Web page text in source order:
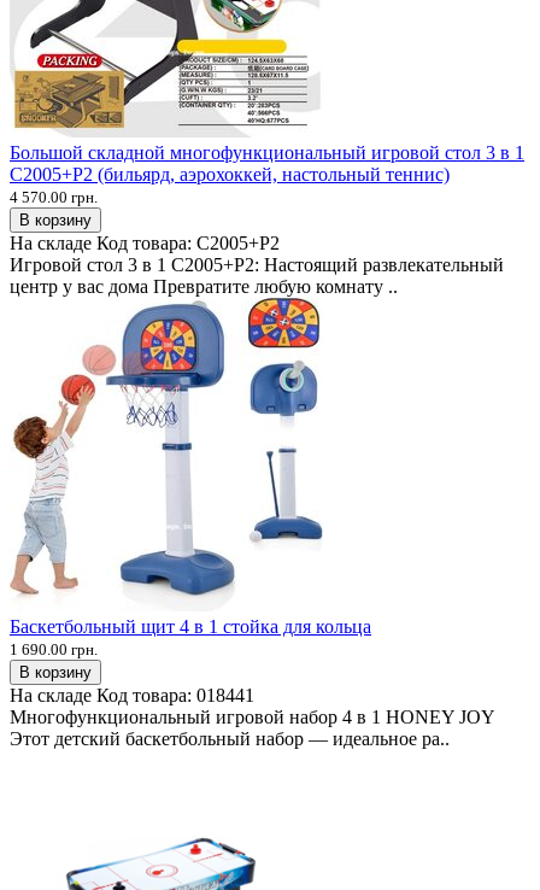
Большой складной многофункциональный игровой стол 3 в 1
C2005+P2 (бильярд, аэрохоккей, настольный теннис)
4 570.00 грн.
В корзину
На складе Код товара: C2005+P2
Игровой стол 3 в 1 C2005+P2: Настоящий развлекательный
центр у вас дома Превратите любую комнату ..
Баскетбольный щит 4 в 1 стойка для кольца
1 690.00 грн.
В корзину
На складе Код товара: 018441
Многофункциональный игровой набор 4 в 1 HONEY JOY
Этот детский баскетбольный набор — идеальное ра..